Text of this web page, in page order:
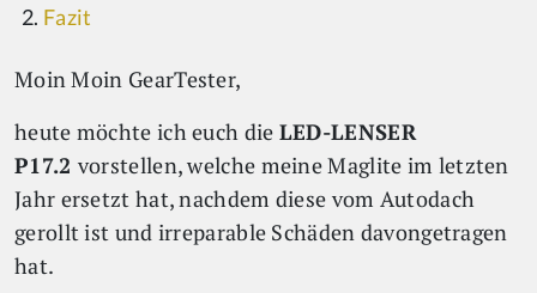
Fazit
Moin Moin GearTester,
heute möchte ich euch die LED-LENSER
P17.2 vorstellen, welche meine Maglite im letzten
Jahr ersetzt hat, nachdem diese vom Autodach
gerollt ist und irreparable Schäden davongetragen
hat.